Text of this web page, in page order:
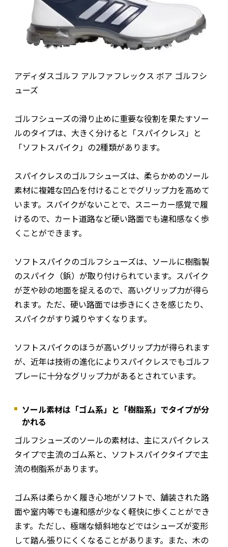
アディダスゴルフ アルファフレックス ボア ゴルフシ
ューズ
ゴルフシューズの滑り止めに重要な役割を果たすソー
ルのタイプは、大きく分けると「スパイクレス」と
「ソフトスパイク」の2種類があります。
スパイクレスのゴルフシューズは、柔らかめのソール
素材に複雑な凹凸を付けることでグリップ力を高めて
います。スパイクがないことで、スニーカー感覚で履
けるので、カート道路など硬い路面でも違和感なく歩
くことができます。
ソフトスパイクのゴルフシューズは、ソールに樹脂製
のスパイク（鋲）が取り付けられています。スパイク
が芝や砂の地面を捉えるので、高いグリップ力が得ら
れます。ただ、硬い路面では歩きにくさを感じたり、
スパイクがすり減りやすくなります。
ソフトスパイクのほうが高いグリップ力が得られます
が、近年は技術の進化によりスパイクレスでもゴルフ
プレーに十分なグリップ力があるとされています。
ソール素材は「ゴム系」と「樹脂系」でタイプが分
かれる
ゴルフシューズのソールの素材は、主にスパイクレス
タイプで主流のゴム系と、ソフトスパイクタイプで主
流の樹脂系があります。
ゴム系は柔らかく履き心地がソフトで、舗装された路
面や室内等でも違和感が少なく軽快に歩くことができ
ます。ただし、極端な傾斜地などではシューズが変形
して踏ん張りにくくなることがあります。また、木の